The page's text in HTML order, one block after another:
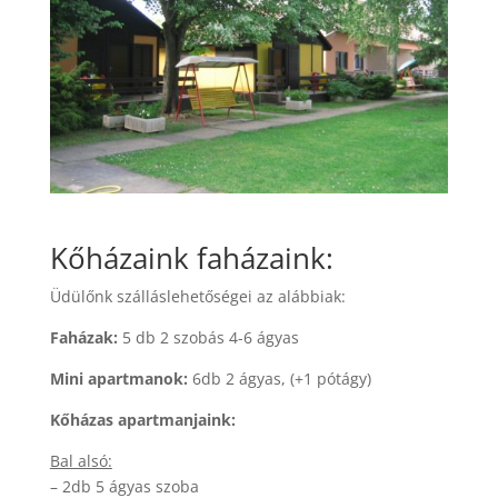
Kőházaink faházaink:
Üdülőnk szálláslehetőségei az alábbiak:
Faházak: 5 db 2 szobás 4-6 ágyas
Mini apartmanok: 6db 2 ágyas, (+1 pótágy)
Kőházas apartmanjaink:
Bal alsó:
– 2db 5 ágyas szoba